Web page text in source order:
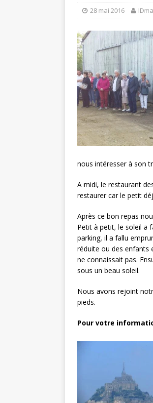
28 mai 2016
nous intéresser à son
A midi, le restaurant
restaurer car le petit
Après ce bon repas
Petit à petit, le soleil a
parking, il a fallu
réduite ou des enfants
ne connaissait pas.
sous un beau soleil.
Nous avons rejoint
pieds.
Pour votre